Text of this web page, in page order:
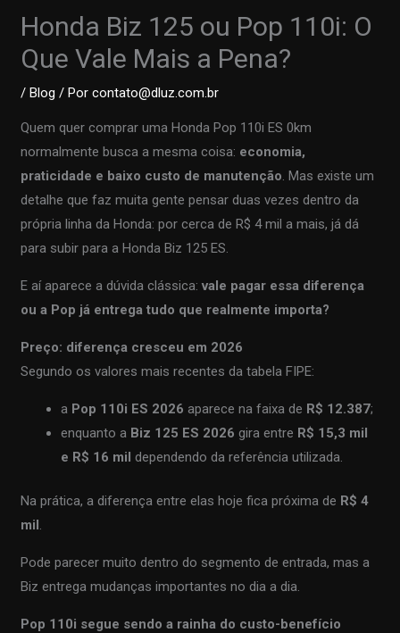
Honda Biz 125 ou Pop 110i: O
Que Vale Mais a Pena?
/Blog / Porcontato@dluz.com.br
Quem quer comprar umaHonda Pop 110i ES 0km
normalmente busca a mesma coisa: economia,
praticidade e baixo custo de manutenção . Mas existe um
detalhe que faz muita gente pensar duas vezes dentro da
própria linha daHonda: por cerca de R$ 4 mil a mais, já dá
para subir para aHonda Biz 125 ES
E aí aparece a dúvida clássica:vale pagar essa diferença
ou a Pop já entrega tudo que realmente importa?
Preço: diferença cresceu em 2026
Segundo os valores mais recentes da tabela FIPE:
a Pop 110i ES 2026 aparece na faixa de R$ 12.387;
enquanto a Biz 125 ES 2026 gira entre R$ 15,3 mil
e R$ 16 mil dependendo da referência utilizada.
Na prática, a diferença entre elas hoje fica próxima de R$ 4
mil.
Pode parecer muito dentro do segmento de entrada, mas a
Biz entrega mudanças importantes no dia a dia.
Pop 110i segue sendo a rainha do custo-benefício